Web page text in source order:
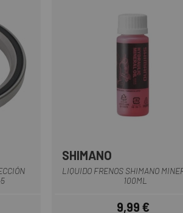
SHIMANO
LIQUIDO FRENOS SHIMANO
100ML
9,99 €